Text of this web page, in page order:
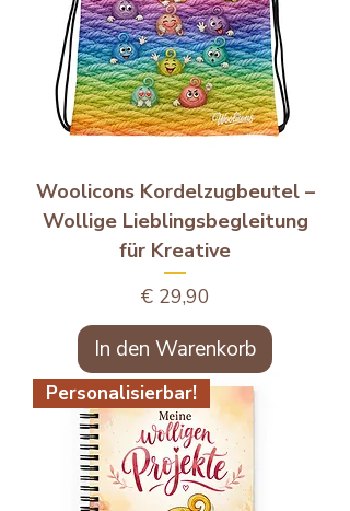
Woolicons Kordelzugbeutel –
Wollige Lieblingsbegleitung
für Kreative
Preis
€ 29,90
In den Warenkorb
Personalisierbar!